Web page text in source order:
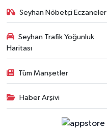
Seyhan Nöbetçi Eczaneler
Seyhan Trafik Yoğunluk
Haritası
Tüm Manşetler
Haber Arşivi